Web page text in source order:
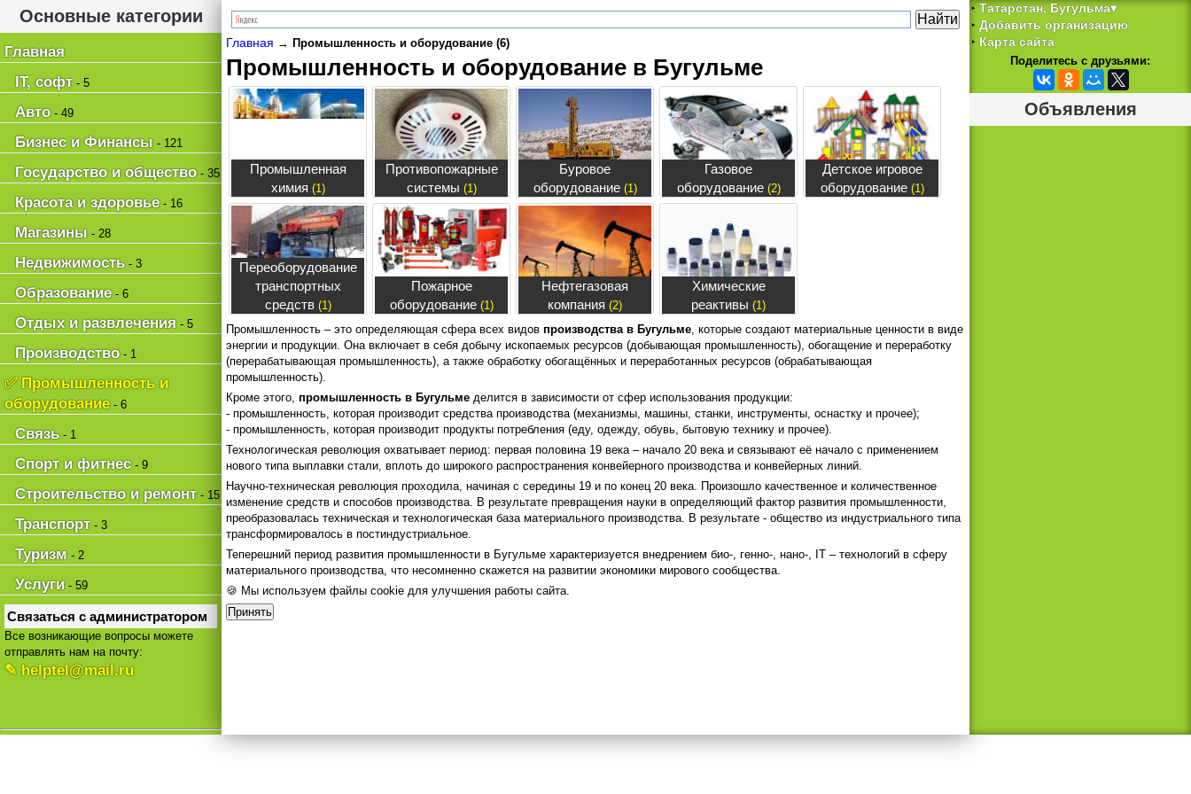
Основные категории
Главная
IT, софт- 5
Авто- 49
Бизнес и Финансы - 121
Государство и общество- 35
Красота и здоровье- 16
Магазины - 28
Недвижимость- 3
Образование- 6
Отдых и развлечения - 5
Производство- 1
✅ Промышленность и
оборудование- 6
Связь- 1
Спорт и фитнес- 9
Строительство и ремонт- 15
Транспорт- 3
Туризм - 2
Услуги - 59
Связаться с администратором
Все возникающие вопросы можете
отправлять нам на почту:
✎ helptel@mail.ru
Главная → Промышленность и оборудование (6)
Промышленность и оборудование в Бугульме
Промышленная
химия (1)
Противопожарные
системы (1)
Буровое
оборудование(1)
Газовое
оборудование(2)
Детское игровое
оборудование(1)
Переоборудование
транспортных
средств(1)
Пожарное
оборудование(1)
Нефтегазовая
компания (2)
Химические
реактивы (1)
Промышленность – это определяющая сфера всех видов производства в Бугульме, которые создают материальные ценности в виде
энергии и продукции. Она включает в себя добычу ископаемых ресурсов (добывающая промышленность), обогащение и переработку
(перерабатывающая промышленность), а также обработку обогащённых и переработанных ресурсов (обрабатывающая
промышленность).
Кроме этого, промышленность в Бугульме делится в зависимости от сфер использования продукции:
- промышленность, которая производит средства производства (механизмы, машины, станки, инструменты, оснастку и прочее);
- промышленность, которая производит продукты потребления (еду, одежду, обувь, бытовую технику и прочее).
Технологическая революция охватывает период: первая половина 19 века – начало 20 века и связывают её начало с применением
нового типа выплавки стали, вплоть до широкого распространения конвейерного производства и конвейерных линий.
Научно-техническая революция проходила, начиная с середины 19 и по конец 20 века. Произошло качественное и количественное
изменение средств и способов производства. В результате превращения науки в определяющий фактор развития промышленности,
преобразовалась техническая и технологическая база материального производства. В результате - общество из индустриального типа
трансформировалось в постиндустриальное.
Теперешний период развития промышленности в Бугульме характеризуется внедрением био-, генно-, нано-, IT – технологий в сферу
материального производства, что несомненно скажется на развитии экономики мирового сообщества.
🍪 Мы используем файлы cookie для улучшения работы сайта.
Принять
‣Татарстан, Бугульма▾
‣ Добавить организацию
‣ Карта сайта
Поделитесь с друзьями:
Объявления